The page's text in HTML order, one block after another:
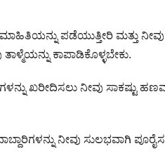
ಪಡೆಯುತ್ತೀರಿ ಮತ್ತು
ಕಾಪಾಡಿಕೊಳ್ಳಬೇಕು.
ಖರೀದಿಸಲು ನೀವು ಸಾಕಷ್ಟು
ನೀವು ಸುಲಭವಾಗಿ